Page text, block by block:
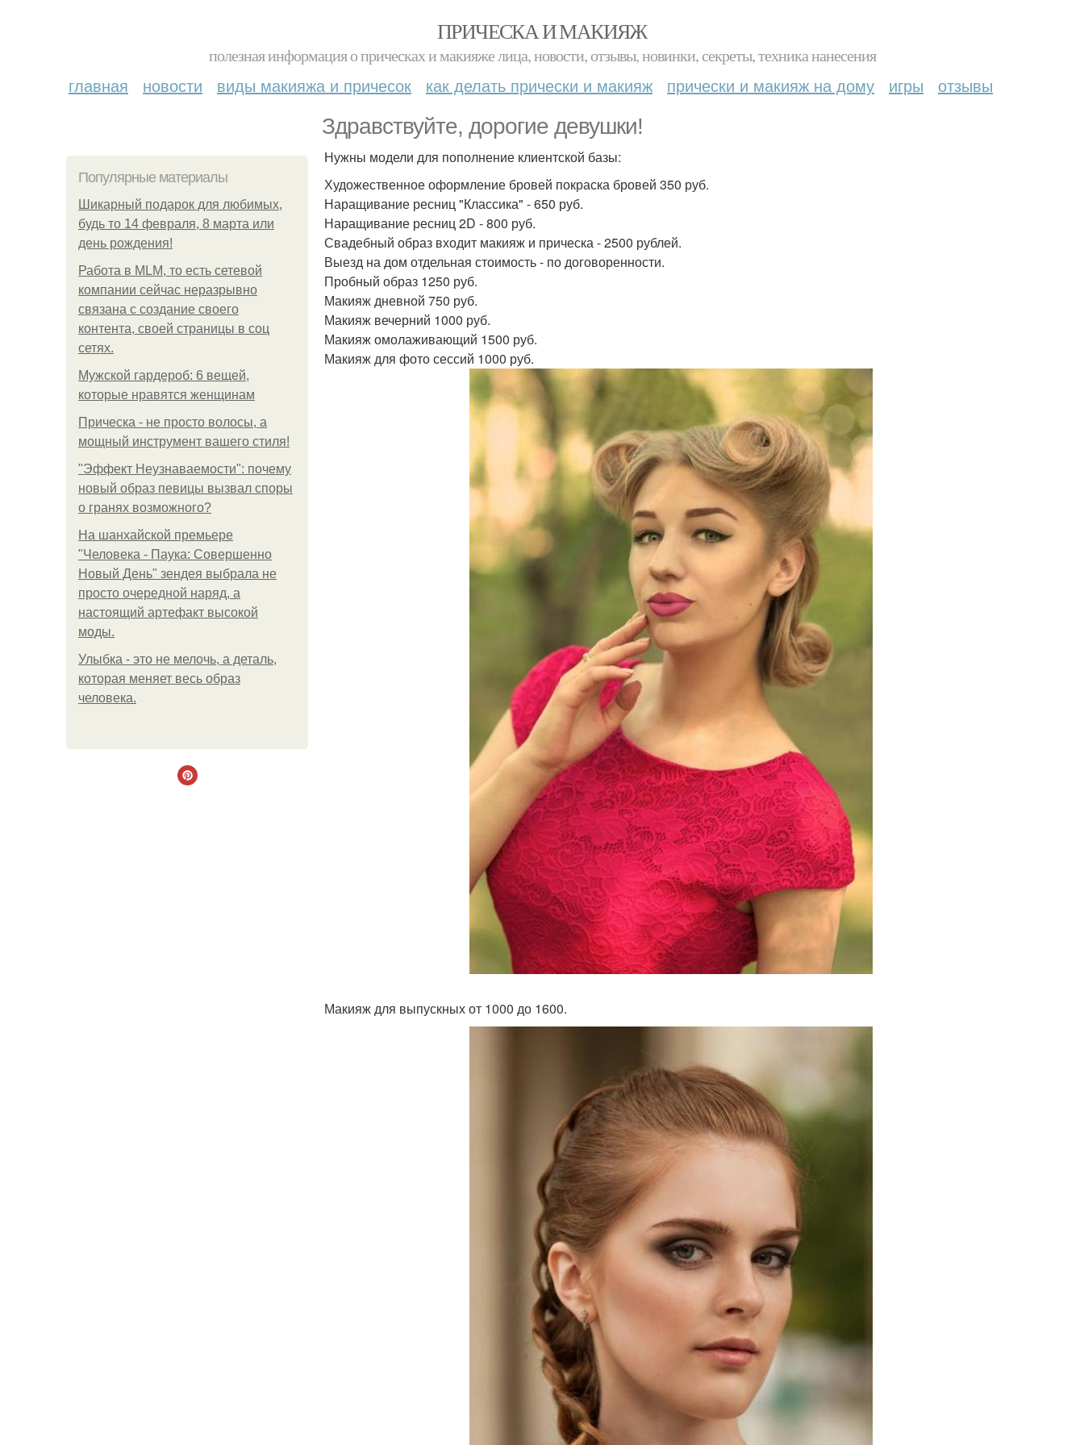
ПРИЧЕСКА И МАКИЯЖ
полезная информация о прическах и макияже лица, новости, отзывы, новинки, секреты, техника нанесения
главная новости виды макияжа и причесок как делать прически и макияж прически и макияж на дому игры отзывы
Здравствуйте, дорогие девушки!
Популярные материалы
Шикарный подарок для любимых,
будь то 14 февраля, 8 марта или
день рождения!
Работа в MLM, то есть сетевой
компании сейчас неразрывно
связана с создание своего
контента, своей страницы в соц
сетях.
Мужской гардероб: 6 вещей,
которые нравятся женщинам
Прическа - не просто волосы, а
мощный инструмент вашего стиля!
"Эффект Неузнаваемости": почему
новый образ певицы вызвал споры
о гранях возможного?
На шанхайской премьере
"Человека - Паука: Совершенно
Новый День" зендея выбрала не
просто очередной наряд, а
настоящий артефакт высокой
моды.
Улыбка - это не мелочь, а деталь,
которая меняет весь образ
человека.
Нужны модели для пополнение клиентской базы:
Художественное оформление бровей покраска бровей 350 руб.
Наращивание ресниц "Классика" - 650 руб.
Наращивание ресниц 2D - 800 руб.
Свадебный образ входит макияж и прическа - 2500 рублей.
Выезд на дом отдельная стоимость - по договоренности.
Пробный образ 1250 руб.
Макияж дневной 750 руб.
Макияж вечерний 1000 руб.
Макияж омолаживающий 1500 руб.
Макияж для фото сессий 1000 руб.
Макияж для выпускных от 1000 до 1600.